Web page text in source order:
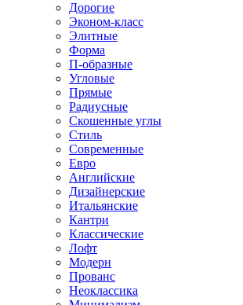
Дорогие
Эконом-класс
Элитные
Форма
П-образные
Угловые
Прямые
Радиусные
Скошенные углы
Стиль
Современные
Евро
Английские
Дизайнерские
Итальянские
Кантри
Классические
Лофт
Модерн
Прованс
Неоклассика